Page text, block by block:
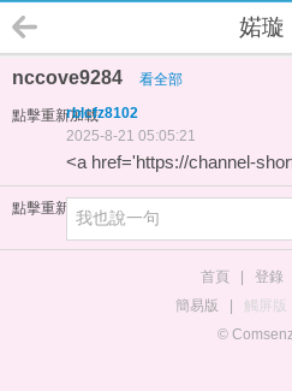
婼璇
nccove9284 看全部
點擊重新加載rblcfz8102
2025-8-21 05:05:21
<a href='https://channel-
點擊重新加載
首頁 登錄
簡易版
觸屏版
©